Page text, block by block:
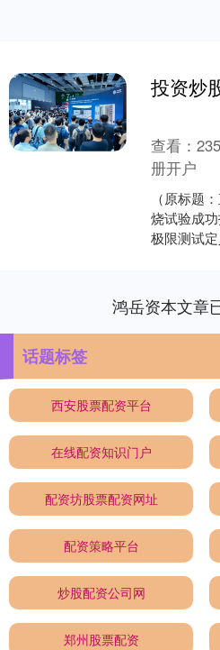
查看：235
册开户
（原标题
烧试验成
极限测试
鸿岳资本文章
话题标签
西安股票配资平台
在线配资知识门户
配资坊股票配资网址
配资策略平台
炒股配资公司网
郑州股票配资